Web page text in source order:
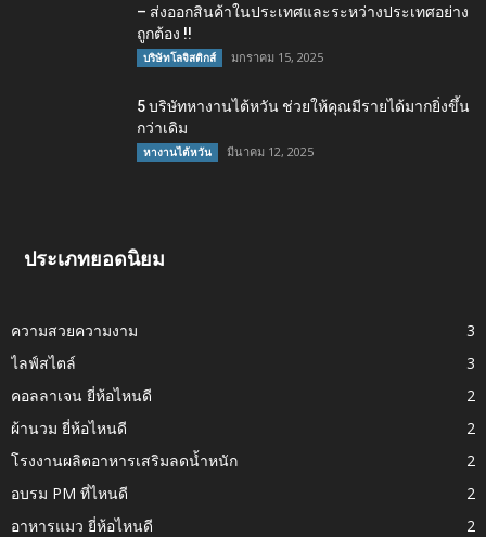
– ส่งออกสินค้าในประเทศและระหว่างประเทศอย่าง
ถูกต้อง !!
บริษัทโลจิสติกส์ มกราคม 15, 2025
5 บริษัทหางานไต้หวัน ช่วยให้คุณมีรายได้มากยิ่งขึ้น
กว่าเดิม
หางานไต้หวัน มีนาคม 12, 2025
ประเภทยอดนิยม
ความสวยความงาม
3
ไลฟ์สไตล์
3
คอลลาเจน ยี่ห้อไหนดี
2
ผ้านวม ยี่ห้อไหนดี
2
โรงงานผลิตอาหารเสริมลดน้ำหนัก
2
อบรม PM ที่ไหนดี
2
อาหารแมว ยี่ห้อไหนดี
2